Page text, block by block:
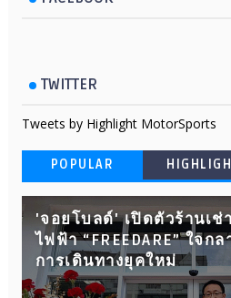
TWITTER
Tweets by Highlight MotorSports
POPULAR
'จอยโบลด์' เปิดตัวร้านเช่
ไฟฟ้า “FREEDARE” ใจ
การเดินทางยุคใหม่